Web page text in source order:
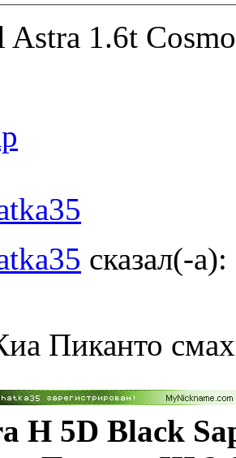
Astra 1.6t
сказал(-а):
Пиканто
Н 5D Black